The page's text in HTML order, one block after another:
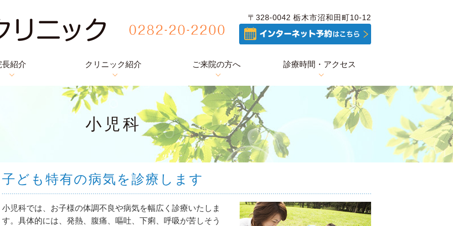
〒328-0042 栃木市沼和田町10-12
長紹介 クリニック紹介 ご来院の方へ 診療時間・アクセス
小児科
子ども特有の病気を診療します
小児科では、お子様の体調不良や病気を幅広く診療いたしま
す。具体的には、発熱、腹痛、嘔吐、下痢、呼吸が苦しそう